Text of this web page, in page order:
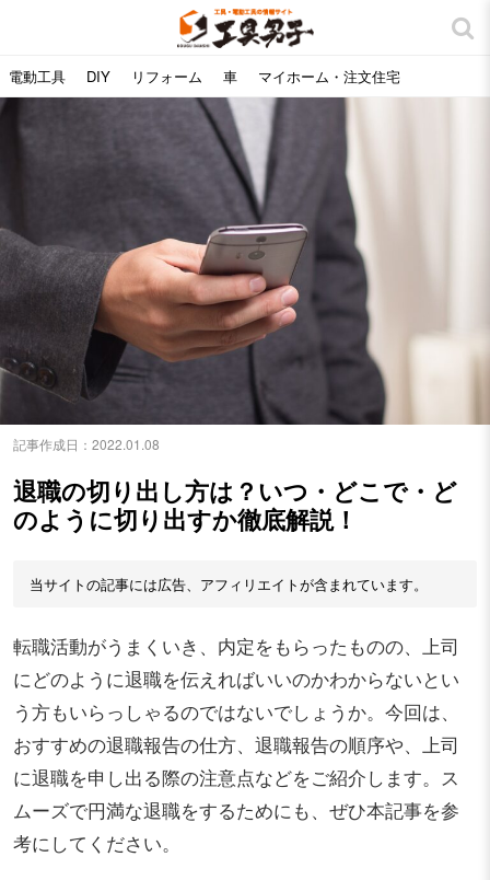
電動工具 DIY リフォーム 車 マイホーム・注文住宅
記事作成日： 2022.01.08
退職の切り出し方は？いつ・どこで・ど
のように切り出すか徹底解説！
当サイトの記事には広告、アフィリエイトが含まれています。
転職活動がうまくいき、内定をもらったものの、上司
にどのように退職を伝えればいいのかわからないとい
う方もいらっしゃるのではないでしょうか。今回は、
おすすめの退職報告の仕方、退職報告の順序や、上司
に退職を申し出る際の注意点などをご紹介します。ス
ムーズで円満な退職をするためにも、ぜひ本記事を参
考にしてください。